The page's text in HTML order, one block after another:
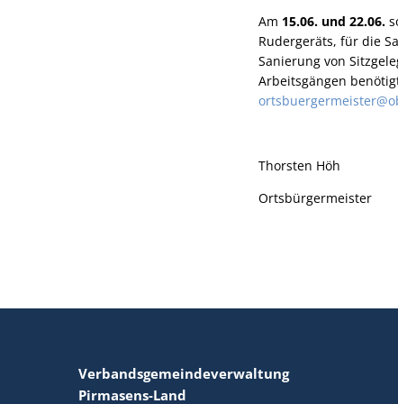
Am 15.06. und 22.06.
Rudergeräts, für die
Sanierung von
Arbeitsgängen
Thorsten Höh
Ortsbürgermeister
Verbandsgemeindeverwaltung
Pirmasens-Land